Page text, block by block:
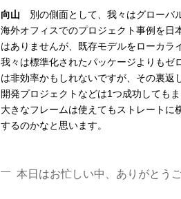
向山
別の側面として、我々はグローバ
海外オフィスでのプロジェクト事例を日
はありませんが、既存モデルをローカラ
我々は標準化されたパッケージよりもゼ
は非効率かもしれないですが、その裏
開発プロジェクトなどは1つ成功しても
大きなフレームは使えてもストレートに
するのかなと思います。
本日はお忙しい中、ありがとう